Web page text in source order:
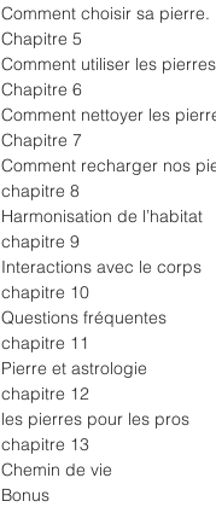
Comment choisir sa pierre.
Chapitre 5
Comment utiliser les
Chapitre 6
Comment nettoyer les
Chapitre 7
Comment recharger nos
chapitre 8
Harmonisation de l’habitat
chapitre 9
Interactions avec le corps
chapitre 10
Questions fréquentes
chapitre 11
Pierre et astrologie
chapitre 12
les pierres pour les pros
chapitre 13
Chemin de vie
Bonus